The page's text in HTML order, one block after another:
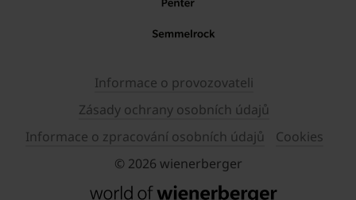
Informace o provozovateli
Zásady ochrany osobních údajů
Informace o zpracování osobních údajů
Cookies
© 2026 wienerberger